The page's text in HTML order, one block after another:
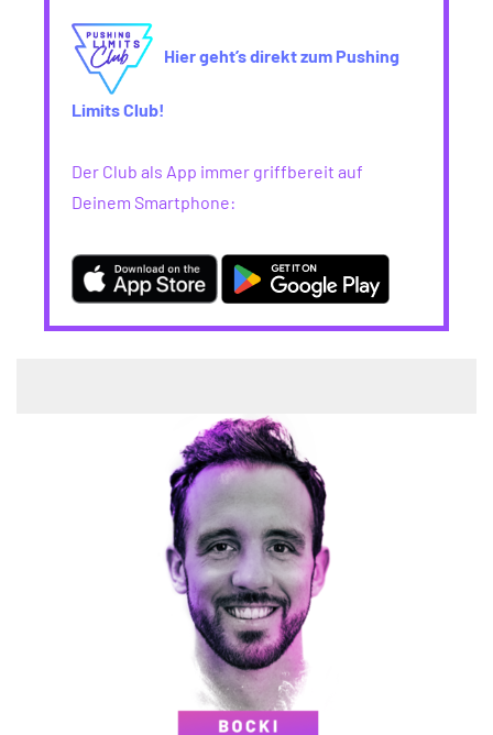
Hier geht’s direkt zum Pushing
Limits Club!
Der Club als App immer griffbereit auf
Deinem Smartphone: